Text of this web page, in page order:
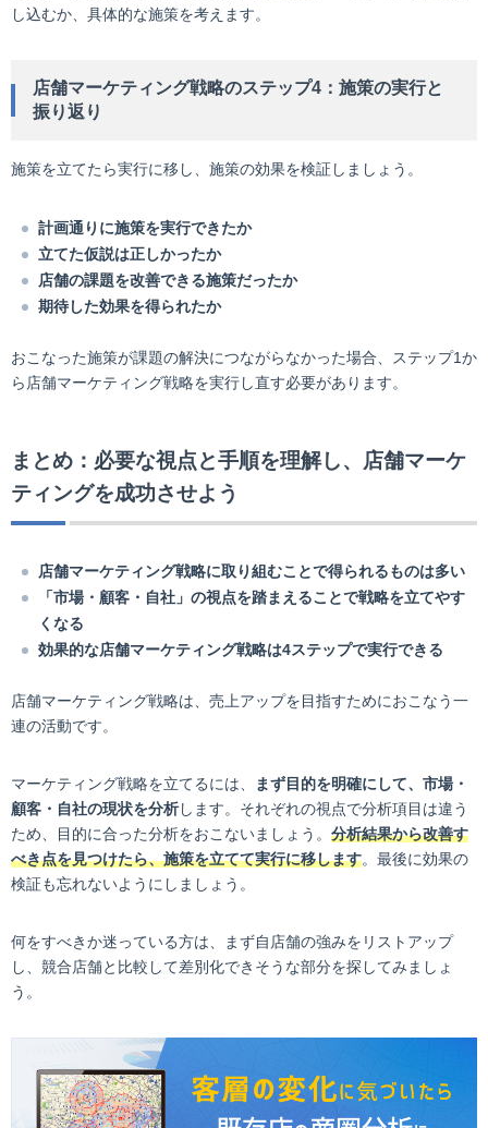
し込むか、具体的な施策を考えます。
店舗マーケティング戦略のステップ4：施策の実行と
振り返り
施策を立てたら実行に移し、施策の効果を検証しましょう。
計画通りに施策を実行できたか
立てた仮説は正しかったか
店舗の課題を改善できる施策だったか
期待した効果を得られたか
おこなった施策が課題の解決につながらなかった場合、ステップ1か
ら店舗マーケティング戦略を実行し直す必要があります。
まとめ：必要な視点と手順を理解し、店舗マーケ
ティングを成功させよう
店舗マーケティング戦略に取り組むことで得られるものは多い
「市場・顧客・自社」の視点を踏まえることで戦略を立てやす
くなる
効果的な店舗マーケティング戦略は4ステップで実行できる
店舗マーケティング戦略は、売上アップを目指すためにおこなう一
連の活動です。
マーケティング戦略を立てるには、
まず目的を明確にして、市場・
顧客・自社の現状を分析します。それぞれの視点で分析項目は違う
ため、目的に合った分析をおこないましょう。 分析結果から改善す
べき点を見つけたら、施策を立てて実行に移します。最後に効果の
検証も忘れないようにしましょう。
何をすべきか迷っている方は、まず自店舗の強みをリストアップ
し、競合店舗と比較して差別化できそうな部分を探してみましょ
う。